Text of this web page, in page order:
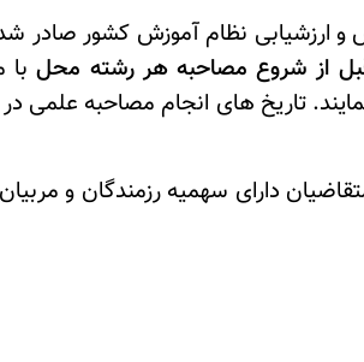
و ارزشیابی نظام آموزش کشور
با
تاریخ های انجام مصاحبه